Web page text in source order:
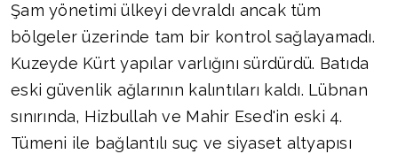
Şam yönetimi ülkeyi devraldı ancak tüm
bölgeler üzerinde tam bir kontrol sağlayamadı.
Kuzeyde Kürt yapılar varlığını sürdürdü. Batıda
eski güvenlik ağlarının kalıntıları kaldı. Lübnan
sınırında, Hizbullah ve Mahir Esed'in eski 4.
Tümeni ile bağlantılı suç ve siyaset altyapısı